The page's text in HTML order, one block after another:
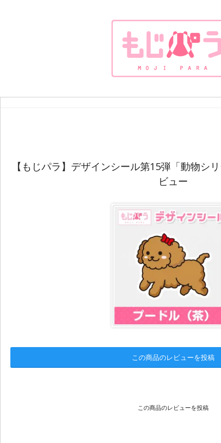
【もじパラ】デザインシール第15弾「動物
ビュー
この商品のレビューを投稿
この商品のレビューを投稿